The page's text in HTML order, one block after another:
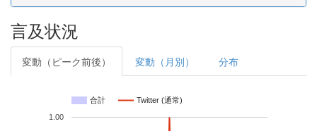
言及状況
変動（ピーク前後） 変動（月別） 分布
合計 Twitter (通常)
1.00